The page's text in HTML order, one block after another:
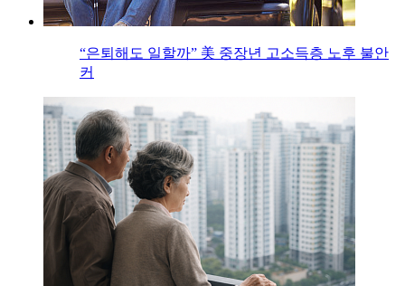
“은퇴해도 일할까” 美 중장년 고소득층 노후 불안
커